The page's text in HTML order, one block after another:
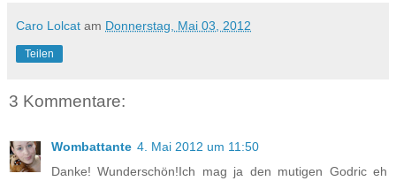
Caro Lolcat am Donnerstag, Mai 03, 2012
Teilen
3 Kommentare:
Wombattante 4. Mai 2012 um 11:50
Danke! Wunderschön!Ich mag ja den mutigen Godric eh